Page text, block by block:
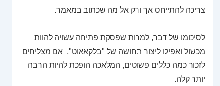
צריכה להתייחס אך ורק אל מה שכתוב במאמר.
לסיכומו של דבר, למרות שפסקת פתיחה עשויה להוות
מכשול ואפילו ליצור תחושה של "בלקאאוט", אם מצליחים
לזכור כמה כללים פשוטים, המלאכה הופכת להיות הרבה
יותר קלה.